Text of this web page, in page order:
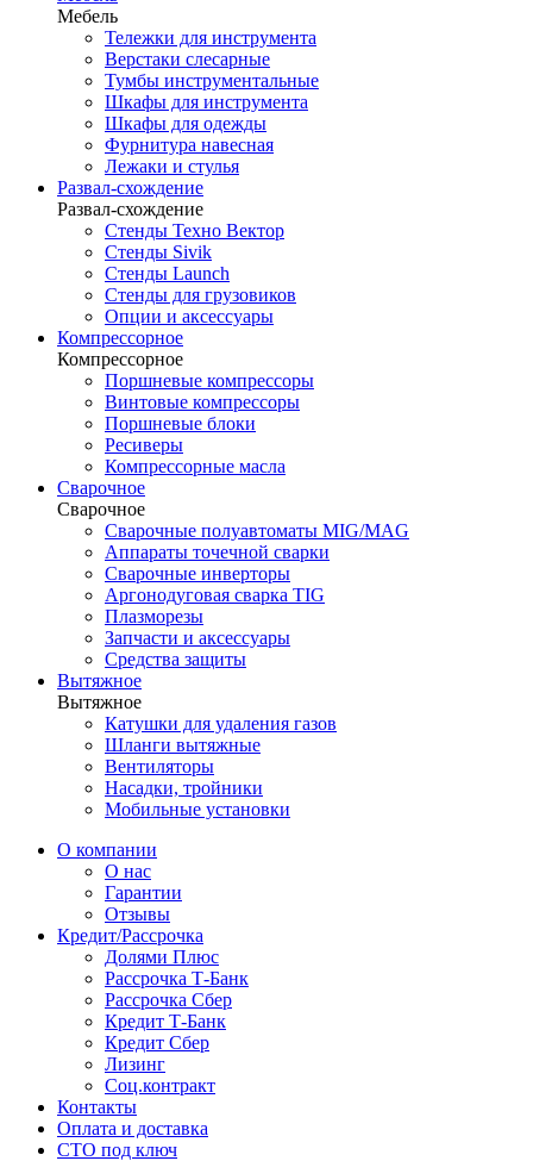
Мебель
Тележки для инструмента
Верстаки слесарные
Тумбы инструментальные
Шкафы для инструмента
Шкафы для одежды
Фурнитура навесная
Лежаки и стулья
Развал-схождение
Развал-схождение
Стенды Техно Вектор
Стенды Sivik
Стенды Launch
Стенды для грузовиков
Опции и аксессуары
Компрессорное
Компрессорное
Поршневые компрессоры
Винтовые компрессоры
Поршневые блоки
Ресиверы
Компрессорные масла
Сварочное
Сварочное
Сварочные полуавтоматы MIG/MAG
Аппараты точечной сварки
Сварочные инверторы
Аргонодуговая сварка TIG
Плазморезы
Запчасти и аксессуары
Средства защиты
Вытяжное
Вытяжное
Катушки для удаления газов
Шланги вытяжные
Вентиляторы
Насадки, тройники
Мобильные установки
О компании
О нас
Гарантии
Отзывы
Кредит/Рассрочка
Долями Плюс
Рассрочка Т-Банк
Рассрочка Сбер
Кредит Т-Банк
Кредит Сбер
Лизинг
Соц.контракт
Контакты
Оплата и доставка
СТО под ключ